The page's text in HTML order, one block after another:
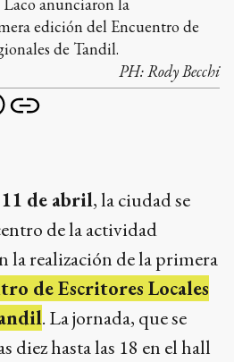
edición del Encuentro de
de Tandil.
PH:Rody Becchi
de abril, la ciudad se
de la actividad
la realización de la primera
de Escritores Locales
. La jornada, que se
diez hasta las 18 en el hall